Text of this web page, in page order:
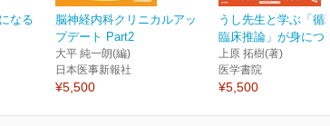
なる
脳神経内科クリニカルアッ
プデート Part2
大平 純一朗(編)
日本医事新報社
¥5,500
うし先生と学ぶ「循
臨床推論」が身につ
上原 拓樹(著)
医学書院
¥5,500